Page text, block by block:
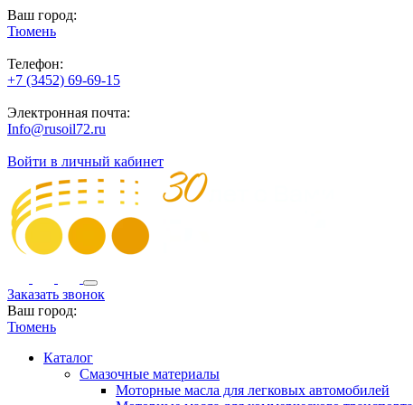
Ваш город:
Тюмень
Телефон:
+7 (3452) 69-69-15
Электронная почта:
Info@rusoil72.ru
Войти в личный кабинет
Заказать звонок
Ваш город:
Тюмень
Каталог
Смазочные материалы
Моторные масла для легковых автомобилей